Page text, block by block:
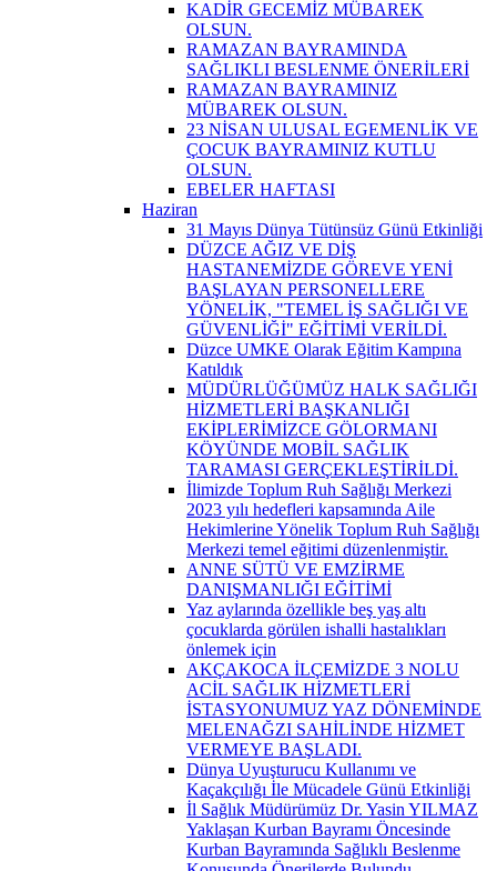
KADİR GECEMİZ MÜBAREK
OLSUN.
RAMAZAN BAYRAMINDA
SAĞLIKLI BESLENME ÖNERİLERİ
RAMAZAN BAYRAMINIZ
MÜBAREK OLSUN.
23 NİSAN ULUSAL EGEMENLİK VE
ÇOCUK BAYRAMINIZ KUTLU
OLSUN.
EBELER HAFTASI
Haziran
31 Mayıs Dünya Tütünsüz Günü Etkinliği
DÜZCE AĞIZ VE DİŞ
HASTANEMİZDE GÖREVE YENİ
BAŞLAYAN PERSONELLERE
YÖNELİK, "TEMEL İŞ SAĞLIĞI VE
GÜVENLİĞİ" EĞİTİMİ VERİLDİ.
Düzce UMKE Olarak Eğitim Kampına
Katıldık
MÜDÜRLÜĞÜMÜZ HALK SAĞLIĞI
HİZMETLERİ BAŞKANLIĞI
EKİPLERİMİZCE GÖLORMANI
KÖYÜNDE MOBİL SAĞLIK
TARAMASI GERÇEKLEŞTİRİLDİ.
İlimizde Toplum Ruh Sağlığı Merkezi
2023 yılı hedefleri kapsamında Aile
Hekimlerine Yönelik Toplum Ruh Sağlığı
Merkezi temel eğitimi düzenlenmiştir.
ANNE SÜTÜ VE EMZİRME
DANIŞMANLIĞI EĞİTİMİ
Yaz aylarında özellikle beş yaş altı
çocuklarda görülen ishalli hastalıkları
önlemek için
AKÇAKOCA İLÇEMİZDE 3 NOLU
ACİL SAĞLIK HİZMETLERİ
İSTASYONUMUZ YAZ DÖNEMİNDE
MELENAĞZI SAHİLİNDE HİZMET
VERMEYE BAŞLADI.
Dünya Uyuşturucu Kullanımı ve
Kaçakçılığı İle Mücadele Günü Etkinliği
İl Sağlık Müdürümüz Dr. Yasin YILMAZ
Yaklaşan Kurban Bayramı Öncesinde
Kurban Bayramında Sağlıklı Beslenme